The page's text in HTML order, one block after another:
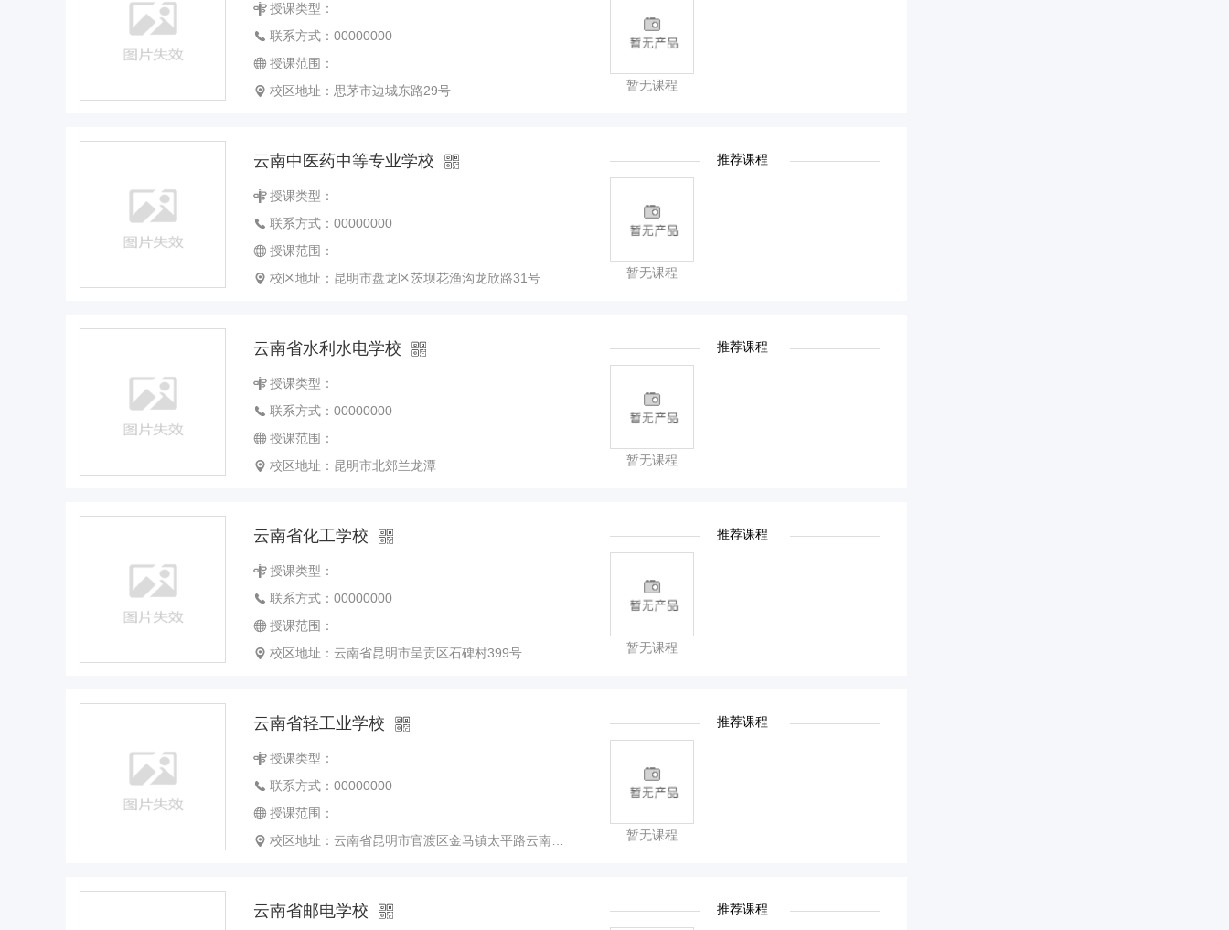
授课类型：
联系方式：00000000
授课范围：
校区地址：思茅市边城东路29号
暂无课程
云南中医药中等专业学校
授课类型：
联系方式：00000000
授课范围：
校区地址：昆明市盘龙区茨坝花渔沟龙欣路31号
推荐课程
暂无课程
云南省水利水电学校
授课类型：
联系方式：00000000
授课范围：
校区地址：昆明市北郊兰龙潭
推荐课程
暂无课程
云南省化工学校
授课类型：
联系方式：00000000
授课范围：
校区地址：云南省昆明市呈贡区石碑村399号
推荐课程
暂无课程
云南省轻工业学校
授课类型：
联系方式：00000000
授课范围：
校区地址：云南省昆明市官渡区金马镇太平路云南省轻工业学校
推荐课程
暂无课程
云南省邮电学校 推荐课程